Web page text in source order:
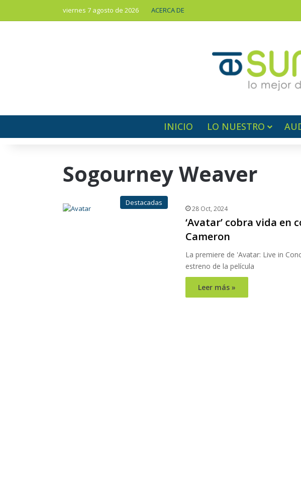
viernes 7 agosto de 2026 ACERCA DE
INICIO LO NUESTRO
Sogourney Weaver
Destacadas
28 Oct, 2024
‘Avatar’ cobra vida en
Cameron
La premiere de 'Avatar: Live in
estreno de la película
Leer más »